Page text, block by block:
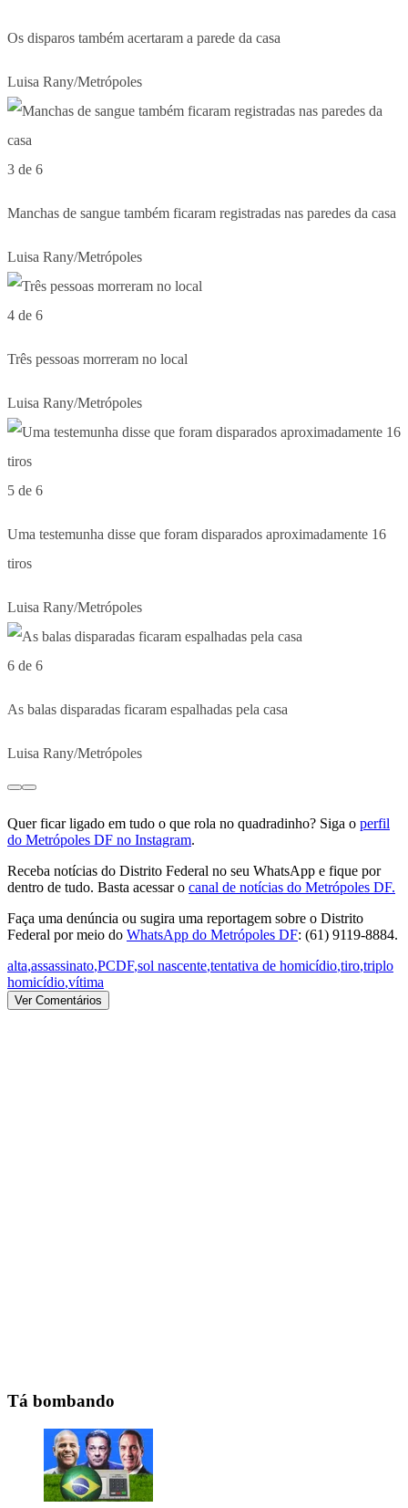
Os disparos também acertaram a parede da casa
Luisa Rany/Metrópoles
3 de 6
Manchas de sangue também ficaram registradas nas paredes da casa
Luisa Rany/Metrópoles
4 de 6
Três pessoas morreram no local
Luisa Rany/Metrópoles
5 de 6
Uma testemunha disse que foram disparados aproximadamente 16
tiros
Luisa Rany/Metrópoles
6 de 6
As balas disparadas ficaram espalhadas pela casa
Luisa Rany/Metrópoles
Quer ficar ligado em tudo o que rola no quadradinho? Siga o perfil
do Metrópoles DF no Instagram.
Receba notícias do Distrito Federal no seu WhatsApp e fique por
dentro de tudo. Basta acessar o canal de notícias do Metrópoles DF.
Faça uma denúncia ou sugira uma reportagem sobre o Distrito
Federal por meio do WhatsApp do Metrópoles DF: (61) 9119-8884.
alta,assassinato,PCDF,sol nascente,tentativa de homicídio,tiro,triplo
homicídio,vítima
Ver Comentários
Tá bombando